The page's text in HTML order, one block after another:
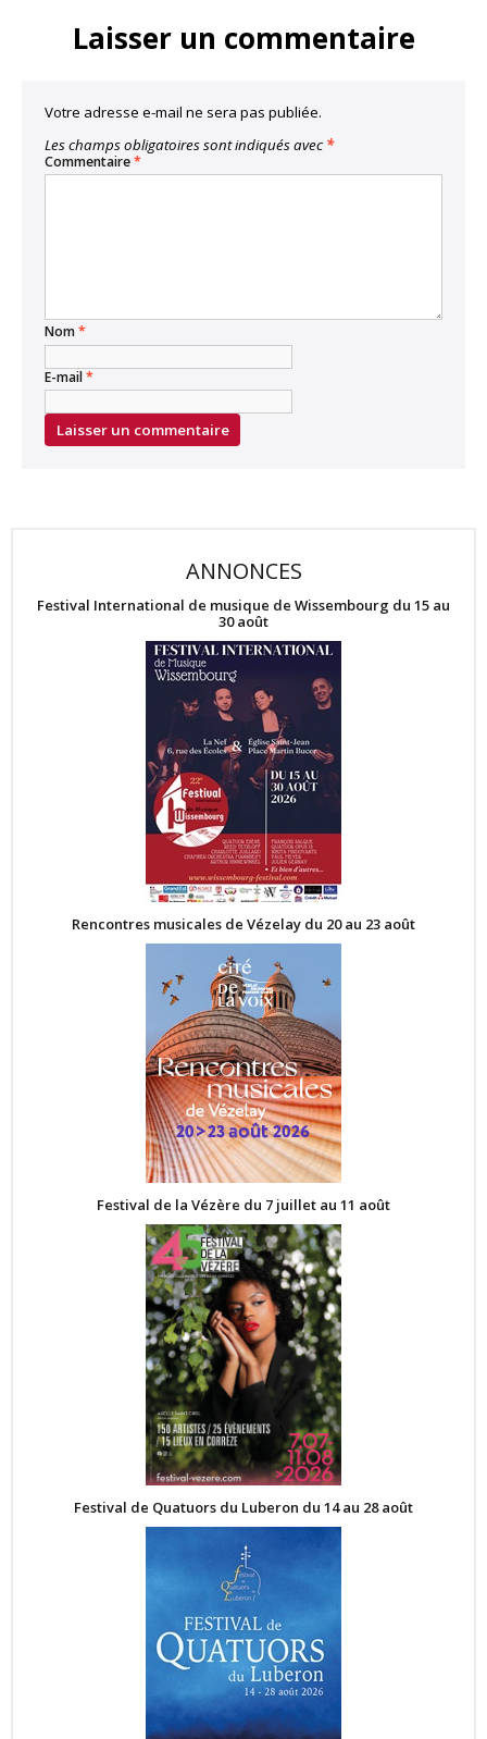
Laisser un commentaire
Votre adresse e-mail ne sera pas publiée.
Les champs obligatoires sont indiqués avec *
Commentaire*
Nom*
E-mail*
ANNONCES
Festival International de musique de Wissembourg du 15 au
30 août
Rencontres musicales de Vézelay du 20 au 23 août
Festival de la Vézère du 7 juillet au 11 août
Festival de Quatuors du Luberon du 14 au 28 août